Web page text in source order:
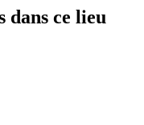
dans ce lieu